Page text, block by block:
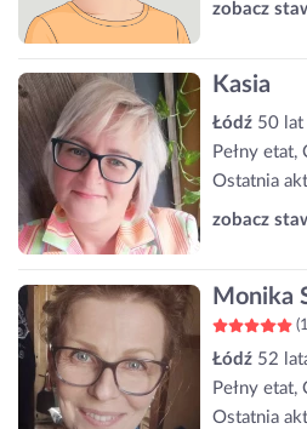
zobacz
Kasia
Łódź 50 lat
Pełny etat,
Ostatnia
zobacz
Monika
Łódź 52
Pełny etat,
Ostatnia